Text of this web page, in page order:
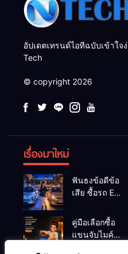
อัปเดตเทรนด์ไอทีฉบับเข้าใ
Tech
© copyright 2026
เรื่องมาใหม่
ฟันธงข้อดีข้อ
เสีย ซื้อรถ EV
Eco Car ช่วง
เรียนมหา’ลัย
แบบไหนเวิร์
คู่มือเลือกซื้อ
แขนจับไมค์